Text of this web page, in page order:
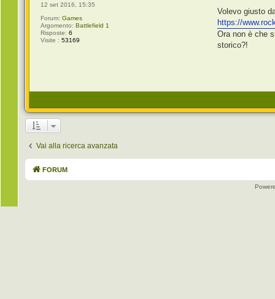
12 set 2016, 15:35
Forum: Games
Argomento: Battlefield 1
Risposte: 6
Visite : 53169
Volevo giusto
https://
Ora non è che
storico?!
Vai alla ricerca avanzata
FORUM